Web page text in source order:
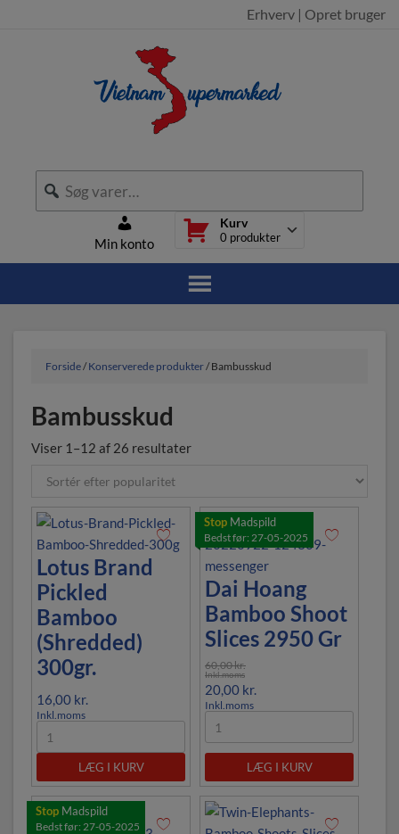
Erhverv | Opret bruger
Min konto
Kurv
0 produkter
Forside/Konserverede produkter/ Bambusskud
Bambusskud
Viser 1–12 af 26 resultater
Lotus Brand
Pickled
Bamboo
(Shredded)
300gr.
16,00 kr.
Inkl.moms
LÆG I KURV
Stop Madspild
Bedst før: 27-05-2025
Dai Hoang
Bamboo Shoot
Slices 2950 Gr
60,00kr.
Inkl.moms
20,00 kr.
Inkl.moms
LÆG I KURV
Stop Madspild
Bedst før: 27-05-2025